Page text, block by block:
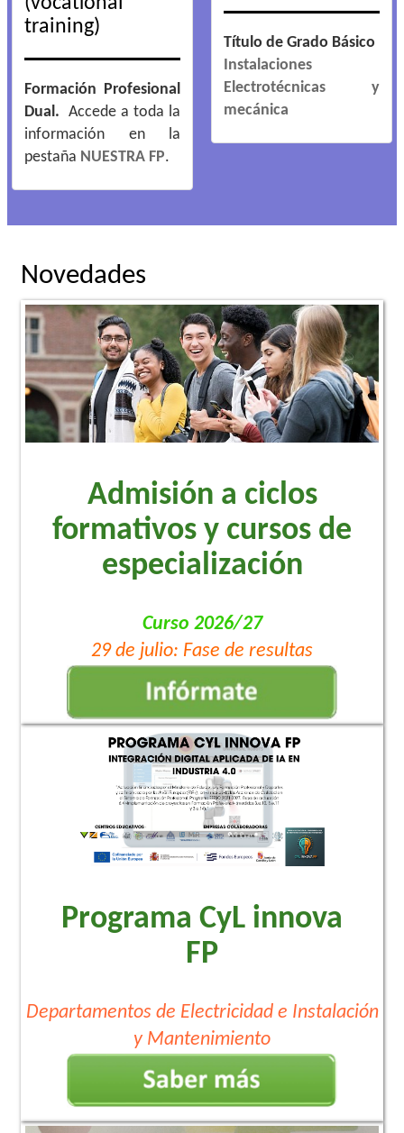
training)
Formación Profesional
Dual. Accede a toda la
información en la
pestaña NUESTRA FP.
Título de Grado Básico
Instalaciones
Electrotécnicas y
mecánica
Novedades
Admisión a ciclos
formativos y cursos de
especialización
Curso 2026/27
29 de julio: Fase de resultas
Programa CyL innova
FP
Departamentos de Electricidad e Instalación
y Mantenimiento